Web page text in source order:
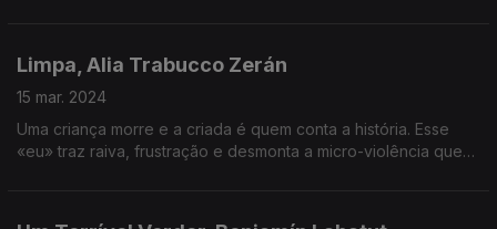
Limpa, Alia Trabucco Zerán
15 mar. 2024
Uma criança morre e a criada é quem conta a história. Esse
«eu» traz raiva, frustração e desmonta a micro-violência que